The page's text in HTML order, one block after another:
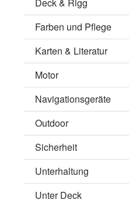
Farben und Pflege
Karten & Literatur
Motor
Navigationsgeräte
Outdoor
Sicherheit
Unterhaltung
Unter Deck